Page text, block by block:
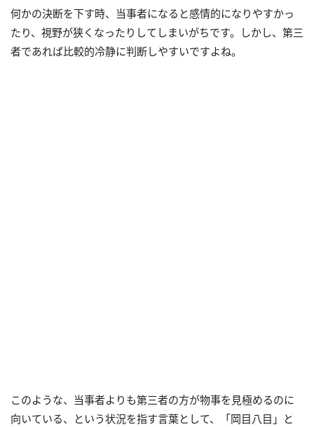
何かの決断を下す時、当事者になると感情的になりやすかっ
たり、視野が狭くなったりしてしまいがちです。しかし、第三
者であれば比較的冷静に判断しやすいですよね。
このような、当事者よりも第三者の方が物事を見極めるのに
向いている、という状況を指す言葉として、「岡目八目」と